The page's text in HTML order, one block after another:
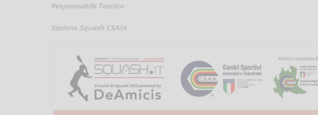
Responsabile Tecnico
Sezione Squash CSAIn